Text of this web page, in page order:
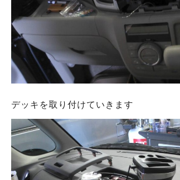
デッキを取り付けていきます